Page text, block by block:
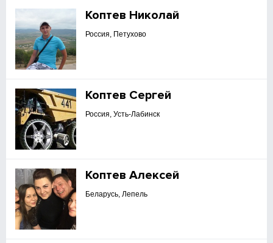
Коптев Николай
Россия, Петухово
Коптев Сергей
Россия, Усть-Лабинск
Коптев Алексей
Беларусь, Лепель